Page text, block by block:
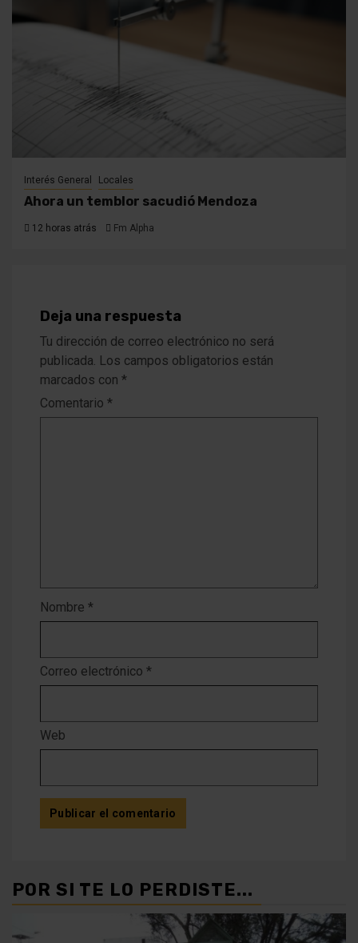
Interés General Locales
Ahora un temblor sacudió Mendoza
12 horas atrás Fm Alpha
Deja una respuesta
Tu dirección de correo electrónico no será
publicada. Los campos obligatorios están
marcados con *
Comentario *
Nombre *
Correo electrónico *
Web
POR SI TE LO PERDISTE...